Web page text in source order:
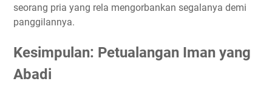
seorang pria yang rela mengorbankan segalanya demi
panggilannya.
Kesimpulan: Petualangan Iman yang
Abadi